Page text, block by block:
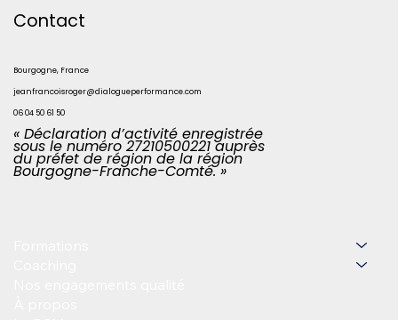
Contact
Bourgogne, France
jeanfrancoisroger@dialogueperformance.com
06 04 50 61 50
« Déclaration d’activité enregistrée
sous le numéro 27210500221 auprès
du préfet de région de la région
Bourgogne-Franche-Comté. »